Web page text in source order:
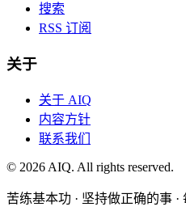
搜索
RSS 订阅
关于
关于 AIQ
内容方针
联系我们
© 2026 AIQ. All rights reserved.
苦练基本功 · 坚持做正确的事